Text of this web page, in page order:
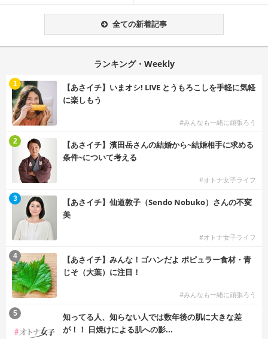
全ての新着記事
ランキング・Weekly
【あさイチ】いまオシ! LIVE とうもろこしを手軽に気軽
に楽しもう
#みんなも一緒に頑張ろう
1
【あさイチ】濱田岳さんの結婚から~結婚相手に求める
条件~について考える
#オトナ女子ライフ
2
【あさイチ】仙道敦子（Sendo Nobuko）さんの不変
美
#オトナ女子ライフ
3
【あさイチ】みんな！ゴハンだよ ポピュラー食材・青
じそ（大葉）に注目！
#みんなも一緒に頑張ろう
4
知ってる人、知らない人では数年後の肌に大きな差
が！！ 日焼けによる肌への影...
5